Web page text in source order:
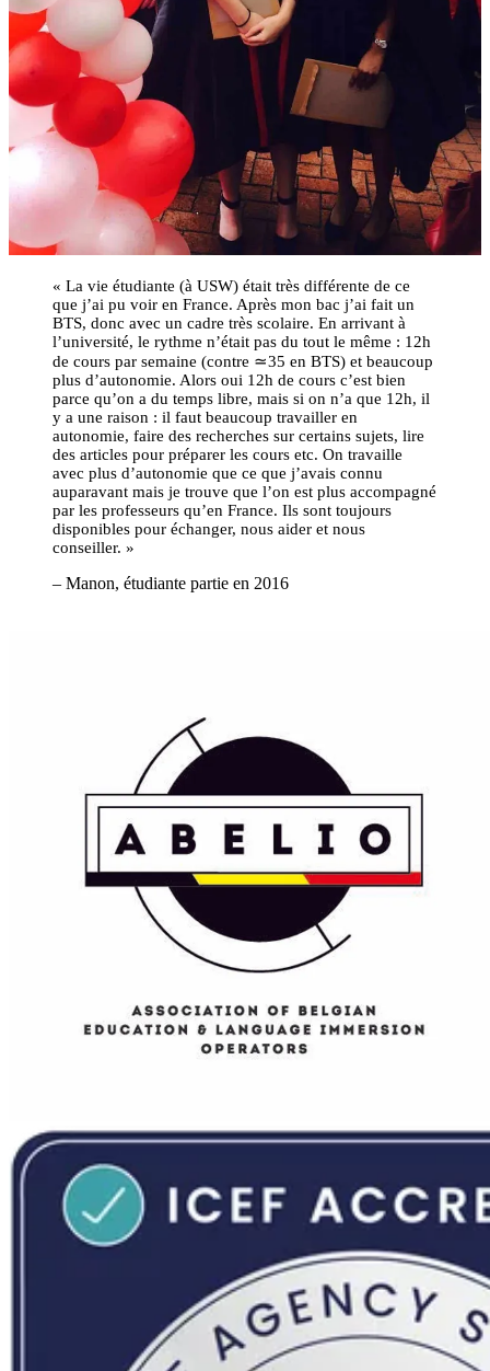
« La vie étudiante (à USW) était très différente de ce
que j’ai pu voir en France. Après mon bac j’ai fait un
BTS, donc avec un cadre très scolaire. En arrivant à
l’université, le rythme n’était pas du tout le même : 12h
de cours par semaine (contre ≃35 en BTS) et beaucoup
plus d’autonomie. Alors oui 12h de cours c’est bien
parce qu’on a du temps libre, mais si on n’a que 12h, il
y a une raison : il faut beaucoup travailler en
autonomie, faire des recherches sur certains sujets, lire
des articles pour préparer les cours etc. On travaille
avec plus d’autonomie que ce que j’avais connu
auparavant mais je trouve que l’on est plus accompagné
par les professeurs qu’en France. Ils sont toujours
disponibles pour échanger, nous aider et nous
conseiller. »
– Manon, étudiante partie en 2016